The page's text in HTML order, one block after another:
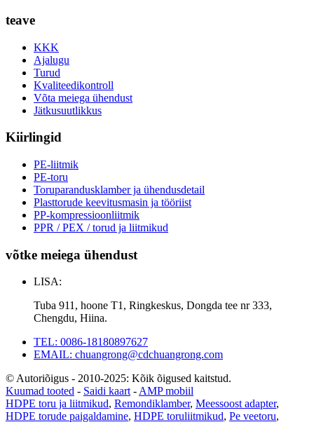
teave
KKK
Ajalugu
Turud
Kvaliteedikontroll
Võta meiega ühendust
Jätkusuutlikkus
Kiirlingid
PE-liitmik
PE-toru
Toruparandusklamber ja ühendusdetail
Plasttorude keevitusmasin ja tööriist
PP-kompressioonliitmik
PPR / PEX / torud ja liitmikud
võtke meiega ühendust
LISA:
Tuba 911, hoone T1, Ringkeskus, Dongda tee nr 333,
Chengdu, Hiina.
TEL: 0086-18180897627
EMAIL: chuangrong@cdchuangrong.com
© Autoriõigus - 2010-2025: Kõik õigused kaitstud.
Kuumad tooted - Saidi kaart-AMP mobiil
HDPE toru ja liitmikud, Remondiklamber, Meessoost adapter,
HDPE torude paigaldamine, HDPE toruliitmikud, Pe veetoru,